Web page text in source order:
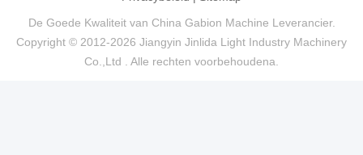
De Goede Kwaliteit van China Gabion Machine Leverancier.
Copyright © 2012-2026 Jiangyin Jinlida Light Industry Machinery
Co.,Ltd . Alle rechten voorbehoudena.